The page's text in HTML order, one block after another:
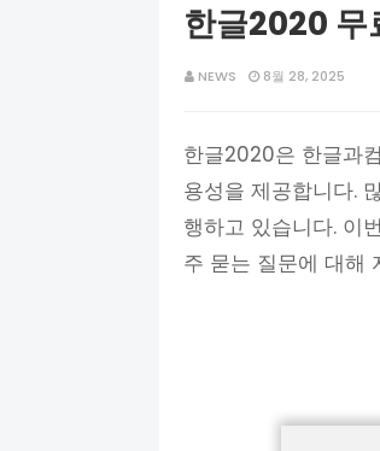
한글2020 무
NEWS 8월 28, 2025
한글2020은 한글과
용성을 제공합니다.
행하고 있습니다. 이
주 묻는 질문에 대해